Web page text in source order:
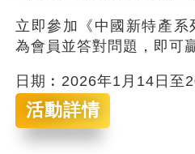
立即參加《中國新特產
為會員並答對問題，即可
日期︰2026年1月14日至
活動詳情